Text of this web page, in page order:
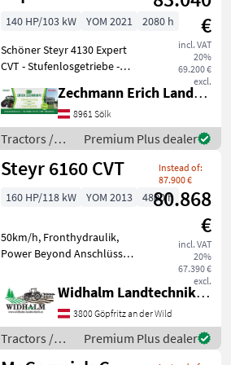
€
incl. VAT
20%
69.200 €
excl.
140 HP/103 kW YOM 2021
2080 h
Schöner Steyr 4130 Expert
CVT - Stufenlosgetriebe -
Kabinenfederung - 2-Leiter
Druckluft-Anhängerbremse
- LED-Arbeitsscheinwerfer -
Blit
Zechmann Erich Landmaschinen-Portalbau
8961 Sölk
Tractors /
Steyr
Premium Plus dealer
Steyr 6160 CVT
Instead of:
87.900 €
80.868
€
incl. VAT
20%
67.390 €
excl.
160 HP/118 kW YOM 2013 4800 h
50km/h, Fronthydraulik,
Power Beyond Anschlüsse,
Druckluftbremse, gefederte
Kabine, gefederte
Vorderachse, LS Pumpe,
stufenloses Getriebe, K80,
au
Widhalm Landtechnik GmbH
3800 Göpfritz an der Wild
Tractors /
Steyr
Premium Plus dealer